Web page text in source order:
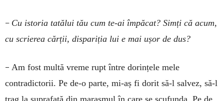
– Cu istoria tatălui tău cum te-ai împăcat? Simți că acum,
cu scrierea cărții, dispariția lui e mai ușor de dus?
– Am fost multă vreme rupt între dorințele mele
contradictorii. Pe de-o parte, mi-aș fi dorit să-l salvez, să-l
trag la suprafață din marasmul în care se scufunda. Pe de